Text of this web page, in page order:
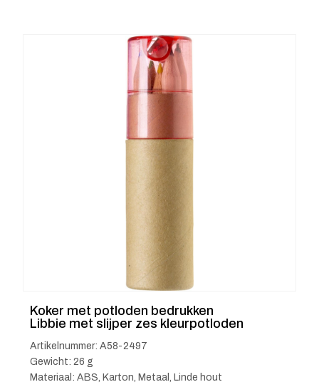
Koker met potloden bedrukken
Libbie met slijper zes kleurpotloden
Artikelnummer: A58-2497
Gewicht: 26 g
Materiaal: ABS, Karton, Metaal, Linde hout